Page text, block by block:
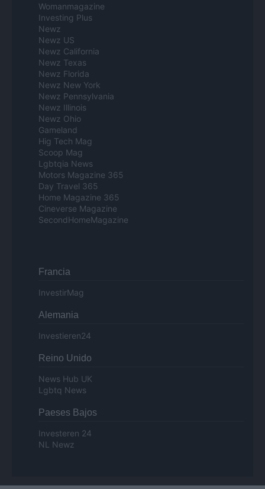
Womanmagazine
Investing Plus
Newz
Newz US
Newz California
Newz Texas
Newz Florida
Newz New York
Newz Pennsylvania
Newz Illinois
Newz Ohio
Gameland
Hig Tech Mag
Scoop Mag
Lgbtqia News
Motors Magazine 365
Day Travel 365
Home Magazine 365
Cineverse Magazine
SecondHomeMagazine
Francia
InvestirMag
Alemania
Investieren24
Reino Unido
News Hub UK
Lgbtq News
Paeses Bajos
Investeren 24
NL Newz